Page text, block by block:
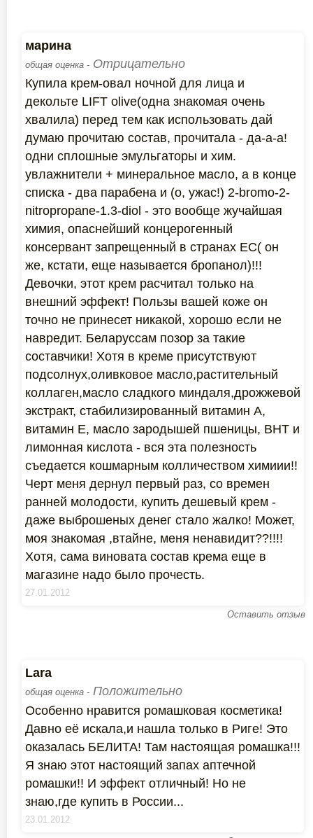
марина
общая оценка - Отрицательно
Купила крем-овал ночной для лица и
декольте LIFT olive(одна знакомая очень
хвалила) пeред тем как использовать дай
думаю прочитаю состав, прочитала - да-а-а!
одни сплошные эмульгаторы и хим.
увлажнители + минеральное масло, а в конце
списка - два парабена и (о, ужас!) 2-bromo-2-
nitropropane-1.3-diol - это вообще жучайшая
химия, опаснейший концерогенный
консервант запрещенный в странах ЕС( он
же, кстати, еще называется бропанол)!!!
Девочки, этот крем расчитал только на
внешний эффект! Пользы вашей коже он
точно не принесет никакой, хорошо если не
навредит. Беларуссам позор за такие
составчики! Хотя в креме присутствуют
подсолнух,оливковое масло,растительный
коллаген,масло сладкого миндаля,дрожжевой
экстракт, стабилизированный витамин А,
витамин Е, масло зародышей пшеницы, ВНТ и
лимонная кислота - вся эта полезность
съедается кошмарным колличеством химиии!!
Черт меня дернул первый раз, со времен
ранней молодости, купить дешевый крем -
даже выброшеных денег стало жалко! Может,
моя знакомая ,втайне, меня ненавидит??!!!!
Хотя, сама виновата состав крема еще в
магазине надо было прочесть.
27.01.2012
Оставить отзыв
Lara
общая оценка - Положительно
Особенно нравится ромашковая косметика!
Давно её искала,и нашла только в Риге! Это
оказалась БЕЛИТА! Там настоящая ромашка!!!
Я знаю этот настоящий запах аптечной
ромашки!! И эффект отличный! Но не
знаю,где купить в России...
23.01.2012